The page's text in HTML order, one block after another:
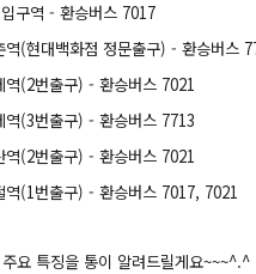
구역 - 환승버스 7017
정문출구) - 환승버스
) - 환승버스 7021
) - 환승버스 7713
) - 환승버스 7021
- 환승버스 7017, 7021
요 특징을 통이 알려드릴게요~~~^.^